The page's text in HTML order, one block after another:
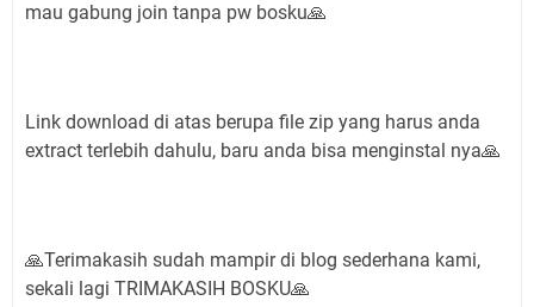
mau gabung join tanpa pw bosku🙏
Link download di atas berupa file zip yang harus anda
extract terlebih dahulu, baru anda bisa menginstal nya🙏
🙏Terimakasih sudah mampir di blog sederhana kami,
sekali lagi TRIMAKASIH BOSKU🙏